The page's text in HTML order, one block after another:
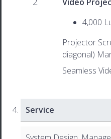
4,000
Projector
diagonal)
Seamless
Service